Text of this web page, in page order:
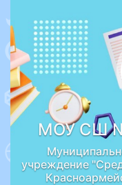
МОУ СШ №
учреждение